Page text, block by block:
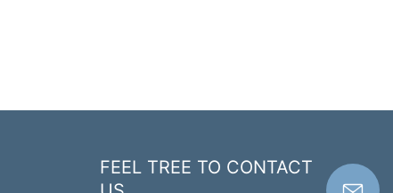
FEEL TREE TO CONTACT